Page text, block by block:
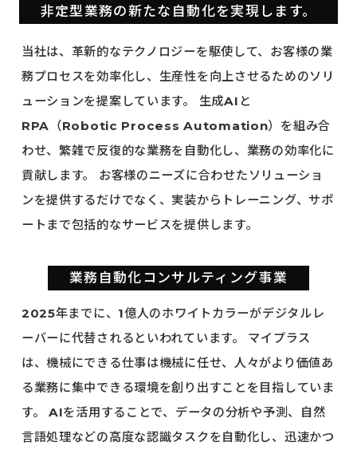
非定型業務の新たな自動化を実現します。
当社は、革新的なテクノロジーを駆使して、お客様の業
務プロセスを効率化し、生産性を向上させるためのソリ
ューションを提案しています。
生成AIと
RPA（Robotic Process Automation）を組み合
わせ、繁雑で反復的な業務を自動化し、業務の効率化に
貢献します。 お客様のニーズに合わせたソリューショ
ンを提供するだけでなく、実装からトレーニング、サポ
ートまで包括的なサービスを提供します。
業務自動化コンサルティング事業
2025年までに、1億人のホワイトカラーがデジタルレ
ーバーに代替されるといわれています。
マイプラス
は、機械にできる仕事は機械に任せ、人々がより価値あ
る業務に集中できる環境を創り出すことを目指していま
す。
AIを活用することで、データの分析や予測、自然
言語処理などの高度な認識タスクを自動化し、迅速かつ